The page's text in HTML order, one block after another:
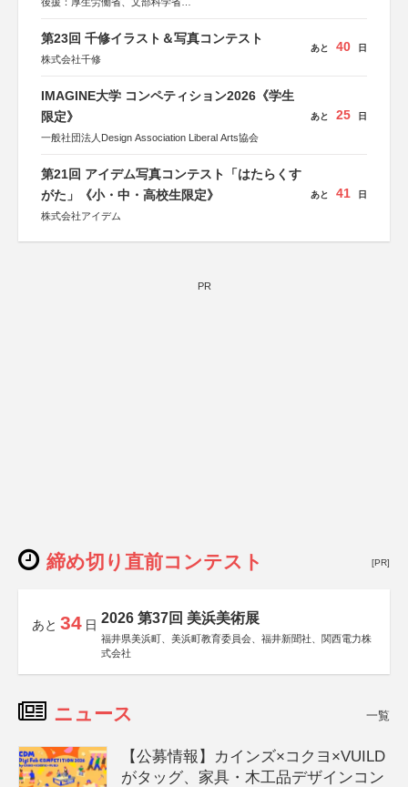
しん生命保険株式会社
第23回 千修イラスト＆写真コンテスト
株式会社千修
あと 40 日
IMAGINE大学 コンペティション2026《学生
限定》
一般社団法人Design Association Liberal Arts協会
あと 25 日
第21回 アイデム写真コンテスト「はたらくす
がた」《小・中・高校生限定》
株式会社アイデム
あと 41 日
PR
締め切り直前コンテスト [PR]
あと 34 日 2026 第37回 美浜美術展
福井県美浜町、美浜町教育委員会、福井新聞社、関西電力株
式会社
ニュース 一覧
【公募情報】カインズ×コクヨ×VUILD
がタッグ、家具・木工品デザインコン